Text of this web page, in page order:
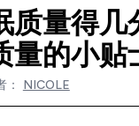
质量得几
量的小贴
： NICOLE